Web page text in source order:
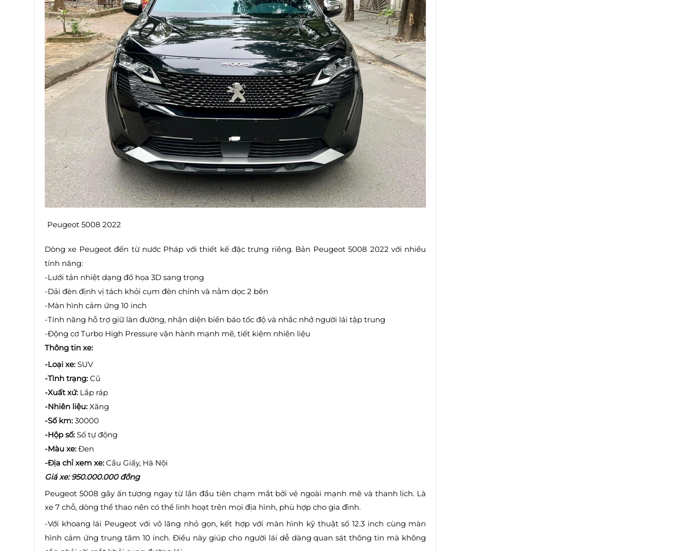
Peugeot 5008 2022
Dòng xe Peugeot đến từ nước Pháp với thiết kế đặc trưng riêng. Bản Peugeot 5008 2022 với nhiều
tính năng:
-Lưới tản nhiệt dạng đồ họa 3D sang trọng
-Dải đèn định vị tách khỏi cụm đèn chính và nằm dọc 2 bên
-Màn hình cảm ứng 10 inch
-Tính năng hỗ trợ giữ làn đường, nhận diện biển báo tốc độ và nhắc nhở người lái tập trung
-Động cơ Turbo High Pressure vận hành mạnh mẽ, tiết kiệm nhiên liệu
Thông tin xe:
-Loại xe: SUV
-Tình trạng: Cũ
-Xuất xứ: Lắp ráp
-Nhiên liệu: Xăng
-Số km: 30000
-Hộp số: Số tự động
-Màu xe: Đen
-Địa chỉ xem xe: Cầu Giấy, Hà Nội
Giá xe: 950.000.000 đồng
Peugeot 5008 gây ấn tượng ngay từ lần đầu tiên chạm mắt bởi vẻ ngoài mạnh mẽ và thanh lịch. Là
xe 7 chỗ, dòng thể thao nên có thể linh hoạt trên mọi địa hình, phù hợp cho gia đình.
-Với khoang lái Peugeot với vô lăng nhỏ gọn, kết hợp với màn hình kỹ thuật số 12.3 inch cùng màn
hình cảm ứng trung tâm 10 inch. Điều này giúp cho người lái dễ dàng quan sát thông tin mà không